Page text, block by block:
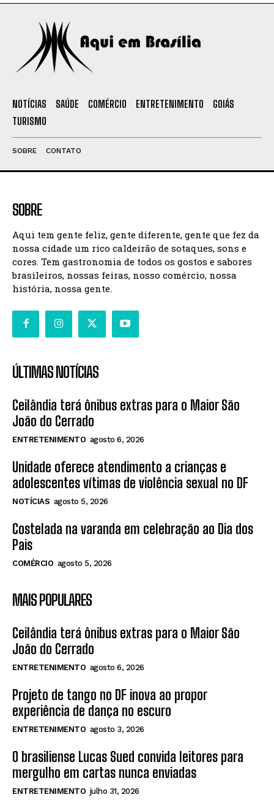
NOTÍCIAS SAÚDE COMÉRCIO ENTRETENIMENTO
GOIÁS
TURISMO
SOBRE CONTATO
SOBRE
Aqui tem gente feliz, gente diferente, gente que fez da
nossa cidade um rico caldeirão de sotaques, sons e
cores. Tem gastronomia de todos os gostos e sabores
brasileiros, nossas feiras, nosso comércio, nossa
história, nossa gente.
ÚLTIMAS NOTÍCIAS
Ceilândia terá ônibus extras para o Maior São
João do Cerrado
ENTRETENIMENTO agosto 6, 2026
Unidade oferece atendimento a crianças e
adolescentes vítimas de violência sexual no DF
NOTÍCIAS agosto 5, 2026
Costelada na varanda em celebração ao Dia dos
Pais
COMÉRCIO agosto 5, 2026
MAIS POPULARES
Ceilândia terá ônibus extras para o Maior São
João do Cerrado
ENTRETENIMENTO agosto 6, 2026
Projeto de tango no DF inova ao propor
experiência de dança no escuro
ENTRETENIMENTO agosto 3, 2026
O brasiliense Lucas Sued convida leitores para
mergulho em cartas nunca enviadas
ENTRETENIMENTO julho 31, 2026